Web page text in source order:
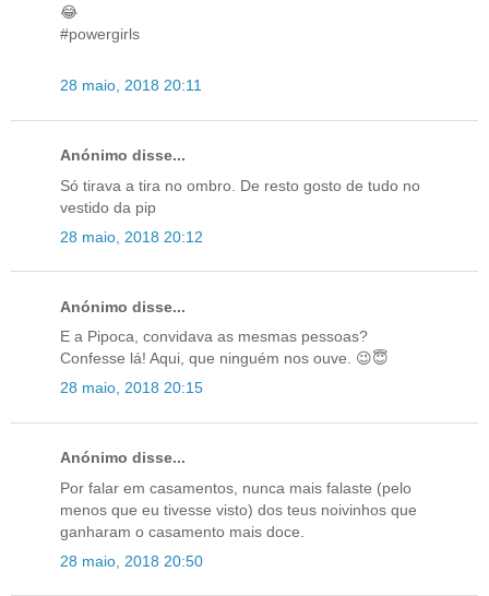
😂
#powergirls
28 maio, 2018 20:11
Anónimo disse...
Só tirava a tira no ombro. De resto gosto de tudo no
vestido da pip
28 maio, 2018 20:12
Anónimo disse...
E a Pipoca, convidava as mesmas pessoas?
Confesse lá! Aqui, que ninguém nos ouve. 😉😇
28 maio, 2018 20:15
Anónimo disse...
Por falar em casamentos, nunca mais falaste (pelo
menos que eu tivesse visto) dos teus noivinhos que
ganharam o casamento mais doce.
28 maio, 2018 20:50